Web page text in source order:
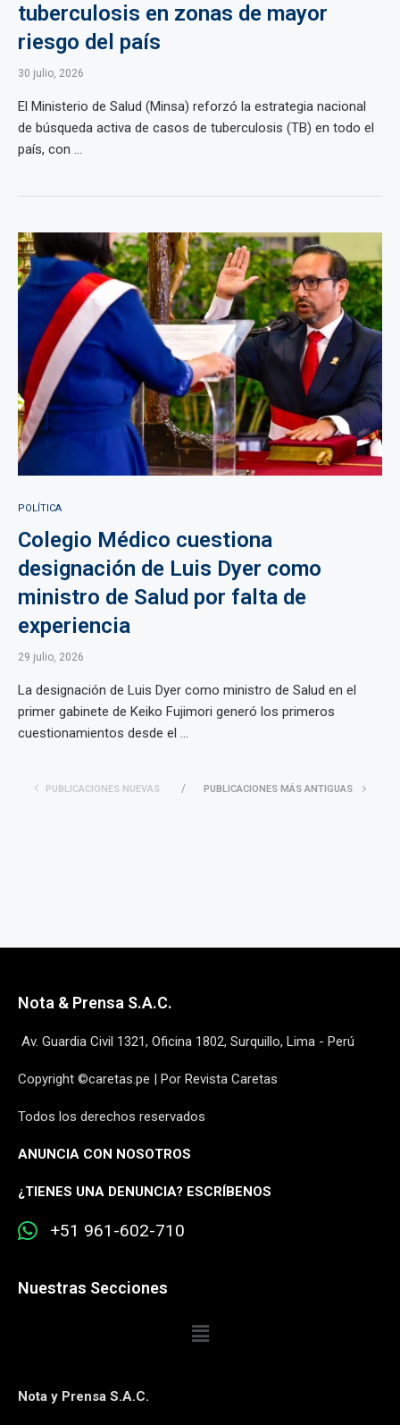
tuberculosis en zonas de mayor
riesgo del país
30 julio, 2026
El Ministerio de Salud (Minsa) reforzó la estrategia nacional
de búsqueda activa de casos de tuberculosis (TB) en todo el
país, con ...
POLÍTICA
Colegio Médico cuestiona
designación de Luis Dyer como
ministro de Salud por falta de
experiencia
29 julio, 2026
La designación de Luis Dyer como ministro de Salud en el
primer gabinete de Keiko Fujimori generó los primeros
cuestionamientos desde el ...
PUBLICACIONES NUEVAS PUBLICACIONES MÁS ANTIGUAS
Nota & Prensa S.A.C.
Av. Guardia Civil 1321, Oficina 1802, Surquillo, Lima - Perú
Copyright ©caretas.pe | Por Revista Caretas
Todos los derechos reservados
ANUNCIA CON NOSOTROS
¿TIENES UNA DENUNCIA? ESCRÍBENOS
+51 961-602-710
Nuestras Secciones
Nota y Prensa S.A.C.